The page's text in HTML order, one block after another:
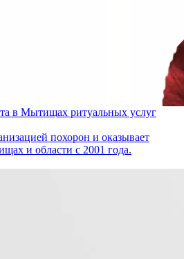
в Мытищах ритуальных услуг
похорон и оказывает
и области с 2001 года.